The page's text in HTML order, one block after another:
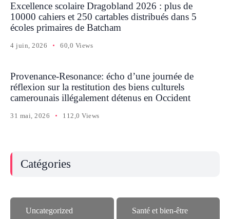
Excellence scolaire Dragobland 2026 : plus de
10000 cahiers et 250 cartables distribués dans 5
écoles primaires de Batcham
4 juin, 2026 60,0 Views
Provenance-Resonance: écho d’une journée de
réflexion sur la restitution des biens culturels
camerounais illégalement détenus en Occident
31 mai, 2026 112,0 Views
Catégories
Uncategorized Santé et bien-être